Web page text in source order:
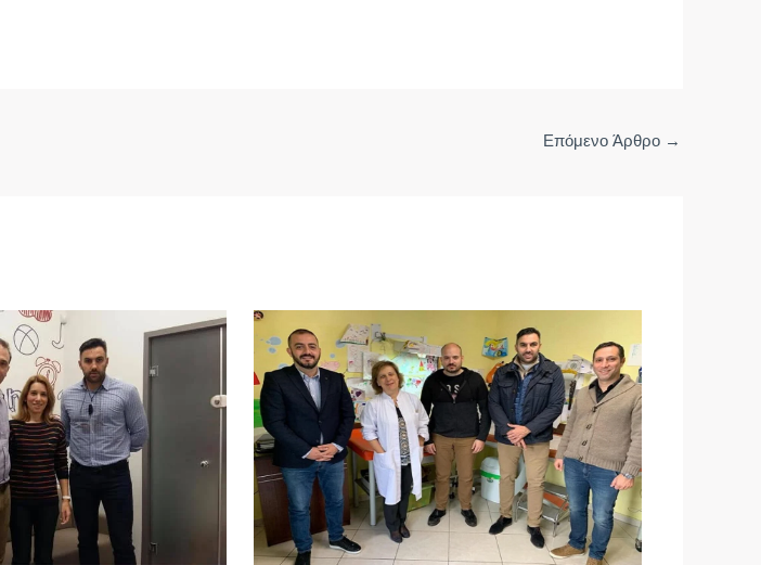
Επόμενο Άρθρο →